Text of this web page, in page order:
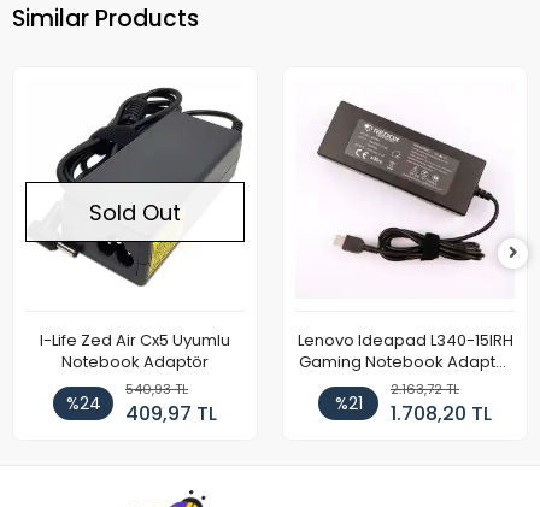
Similar Products
Sold Out
I-Life Zed Air Cx5 Uyumlu
Notebook Adaptör
%24
540,93 TL
409,97 TL
Lenovo Ideapad L340-15IRH
Gaming Notebook Adaptör
Cihazı Şarj Aleti (150W)
%21
2.163,72 TL
1.708,20 TL